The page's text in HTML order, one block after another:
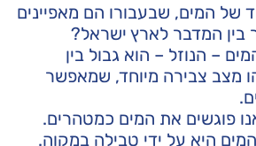
של המים, שבעבורו הם מאפיינים
המדבר לארץ ישראל?
– הנוזל – הוא גבול בין
מצב צבירה מיוחד, שמאפשר
פוגשים את המים כמטהרים.
היא על ידי טבילה במקוה.